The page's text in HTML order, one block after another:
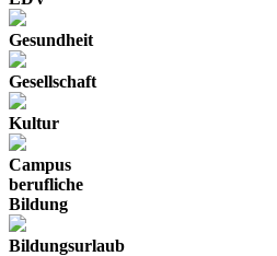
Gesundheit
Gesellschaft
Kultur
Campus
berufliche
Bildung
Bildungsurlaub